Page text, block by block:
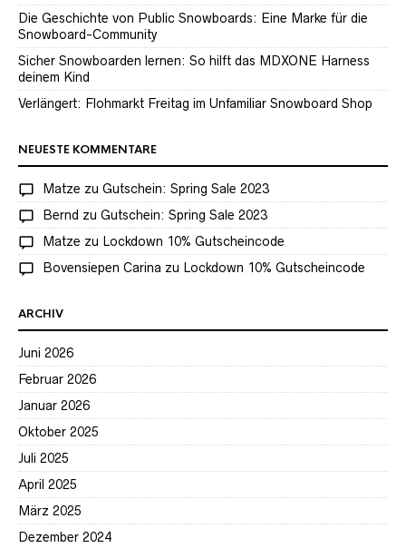
Die Geschichte von Public Snowboards: Eine Marke für die
Snowboard-Community
Sicher Snowboarden lernen: So hilft das MDXONE Harness
deinem Kind
Verlängert: Flohmarkt Freitag im Unfamiliar Snowboard Shop
NEUESTE KOMMENTARE
Matze zu Gutschein: Spring Sale 2023
Bernd zu Gutschein: Spring Sale 2023
Matze zu Lockdown 10% Gutscheincode
Bovensiepen Carina zu Lockdown 10% Gutscheincode
ARCHIV
Juni 2026
Februar 2026
Januar 2026
Oktober 2025
Juli 2025
April 2025
März 2025
Dezember 2024